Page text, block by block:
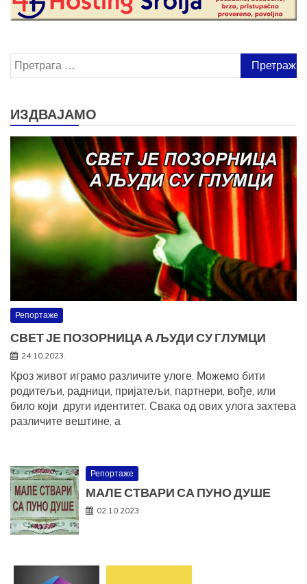
Претрага
за:
ИЗДВАЈАМО
Репортаже
СВЕТ ЈЕ ПОЗОРНИЦА А ЉУДИ СУ ГЛУМЦИ
24.10.2023.
Кроз живот играмо различите улоге. Можемо бити
родитељи, радници, пријатељи, партнери, вође, или
било који други идентитет. Свака од ових улога захтева
различите вештине, а
Репортаже
МАЛЕ СТВАРИ СА ПУНО ДУШЕ
02.10.2023.